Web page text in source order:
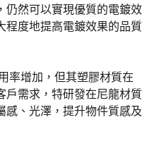
仍然可以實現優質的電鍍效
程度地提高電鍍效果的品質
率增加，但其塑膠材質在
戶需求，特研發在尼龍材質
感、光澤，提升物件質感及